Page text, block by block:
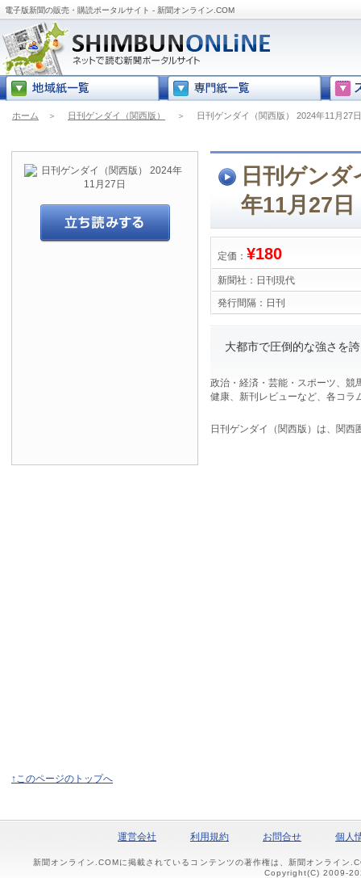
電子版新聞の販売・購読ポータルサイト - 新聞オンライン.COM
ホーム ＞ 日刊ゲンダイ（関西版） ＞ 日刊ゲンダイ（関西版） 2024年11月27日
日刊ゲン
年11月27日
定価： ¥180
新聞社： 日刊現代
発行間隔： 日刊
大都市で圧倒的な強さを
政治・経済・芸能・スポーツ、競
健康、新刊レビューなど、各コラ
日刊ゲンダイ（関西版）は、関
↑このページのトップへ
運営会社 利用規約 お問合せ 個人
新聞オンライン.COMに掲載されているコンテンツの著作権は、新聞オンライン
Copyright(C) 2009-